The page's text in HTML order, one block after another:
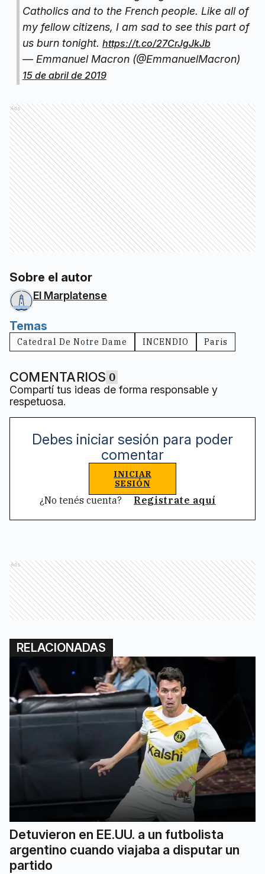
Catholics and to the French people. Like all of
my fellow citizens, I am sad to see this part of
us burn tonight. https://t.co/27CrJgJkJb
— Emmanuel Macron (@EmmanuelMacron)
15 de abril de 2019
Ads
Sobre el autor
El Marplatense
Temas
Catedral De Notre Dame INCENDIO Paris
COMENTARIOS 0
Compartí tus ideas de forma responsable y
respetuosa.
Debes iniciar sesión para poder
comentar
INICIAR
SESIÓN
¿No tenés cuenta? Registrate aquí
Ads
RELACIONADAS
Detuvieron en EE.UU. a un futbolista
argentino cuando viajaba a disputar un
partido